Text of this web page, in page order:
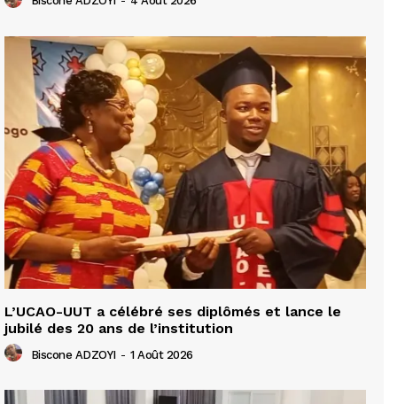
L’UCAO-UUT a célébré ses diplômés et lance le
jubilé des 20 ans de l’institution
Biscone ADZOYI - 1 Août 2026